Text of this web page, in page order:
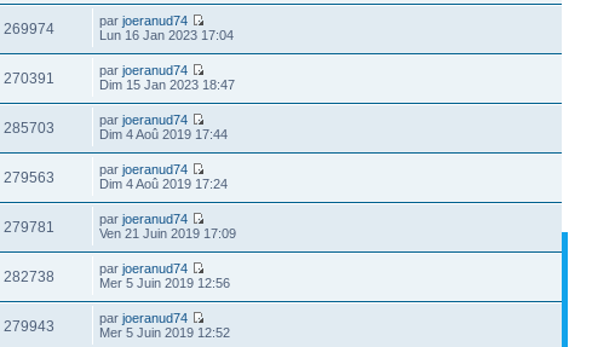
269974 parjoeranud74
Lun 16 Jan 2023 17:04
270391 parjoeranud74
Dim 15 Jan 2023 18:47
285703 parjoeranud74
Dim 4 Aoû 2019 17:44
279563 parjoeranud74
Dim 4 Aoû 2019 17:24
279781 parjoeranud74
Ven 21 Juin 2019 17:09
282738 parjoeranud74
Mer 5 Juin 2019 12:56
279943 parjoeranud74
Mer 5 Juin 2019 12:52